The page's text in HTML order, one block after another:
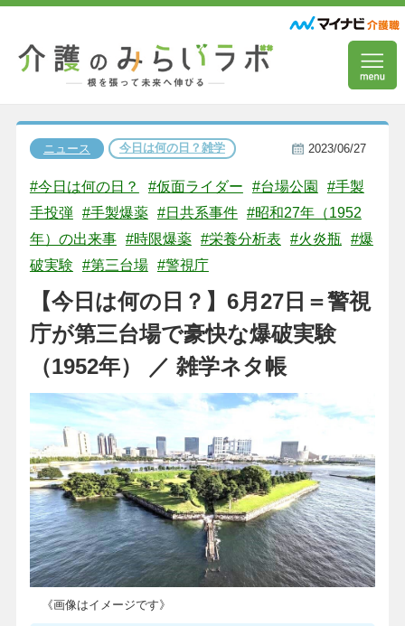
ニュース 今日は何の日？雑学 2023/06/27
#今日は何の日？ #仮面ライダー #台場公園
#手製
手投弾 #手製爆薬 #日共系事件 #昭和27年（1952
年）の出来事 #時限爆薬 #栄養分析表 #火炎瓶
#爆
破実験
#第三台場 #警視庁
【今日は何の日？】6月27日＝警視
庁が第三台場で豪快な爆破実験
（1952年） ／ 雑学ネタ帳
《画像はイメージです》